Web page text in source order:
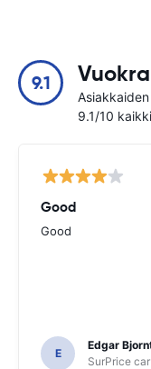
9.1
9.1/10
Good
Good
E
Edgar
SurPrice